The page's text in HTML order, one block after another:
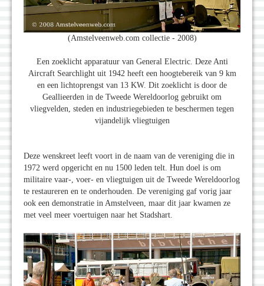
(Amstelveenweb.com collectie - 2008)
Een zoeklicht apparatuur van General Electric. Deze Anti
Aircraft Searchlight uit 1942 heeft een hoogtebereik van 9 km
en een lichtoprengst van 13 KW. Dit zoeklicht is door de
Geallieerden in de Tweede Wereldoorlog gebruikt om
vliegvelden, steden en industriegebieden te beschermen tegen
vijandelijk vliegtuigen
Deze wenskreet leeft voort in de naam van de vereniging die in
1972 werd opgericht en nu 1500 leden telt. Hun doel is om
militaire vaar-, voer- en vliegtuigen uit de Tweede Wereldoorlog
te restaureren en te onderhouden. De vereniging gaf vorig jaar
ook een demonstratie in Amstelveen, maar dit jaar kwamen ze
met veel meer voertuigen naar het Stadshart.